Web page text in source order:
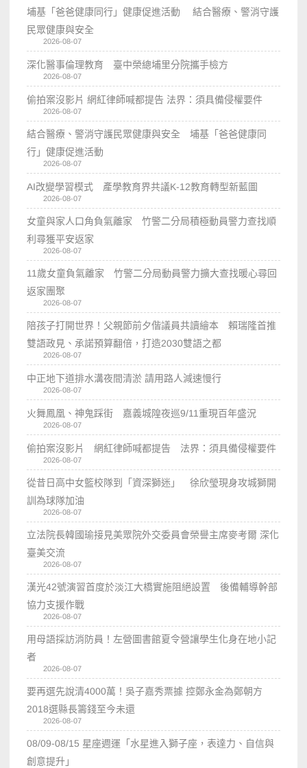
埔基「爸爸健康同行」健康促進活動 結合醫療、警消守護
民眾健康與安全
2026-08-07
深化醫事倫理教育 臺中榮總埔里分院攜手檢方
2026-08-07
偷拍案沒影片 網紅律師喊都提告 法界：須具備侵權要件
2026-08-07
結合醫療、警消守護民眾健康與安全 埔基「爸爸健康同
行」健康促進活動
2026-08-07
AI改變學習模式 產學教育界共議K-12教育轉型新藍圖
2026-08-07
女童與家人口角負氣離家 竹警二分局積極動員警力查找順
利尋獲平安返家
2026-08-07
11歲女童負氣離家 竹警二分局動員警力擴大查找暖心尋回
返家團聚
2026-08-07
陪孩子打開世界！父親節前夕偕議員共讀繪本 賴瑞隆首推
雙語政見、承諾預算翻倍，打造2030雙語之都
2026-08-07
中正地下道排水溝夜間清淤 請用路人減速慢行
2026-08-07
火舞鳳凰、神鬼踩街 嘉義城隍夜巡9/11重現百年盛況
2026-08-07
偷拍案沒影片 網紅律師喊都提告 法界：須具備侵權要件
2026-08-07
從昔日高中女籃校隊到「資深獅迷」 徐欣瑩現身攻城獅開
訓為球隊加油
2026-08-07
立法院長韓國瑜接見美眾院外交委員會榮譽主席麥考爾 深化
臺美交流
2026-08-07
漢光42號演習首度於淡江大橋實施阻絕設置 後備輔導幹部
協力支援作戰
2026-08-07
用母語採訪消防員！左營圖書館夏令營讓學生化身在地小記
者
2026-08-07
要再選先說清4000萬！吳子嘉秀票據 控鄭永金為鄭朝方
2018選縣長籌錢至今未還
2026-08-07
08/09-08/15 星座週運「水星進入獅子座，表達力、自信與
創意提升」